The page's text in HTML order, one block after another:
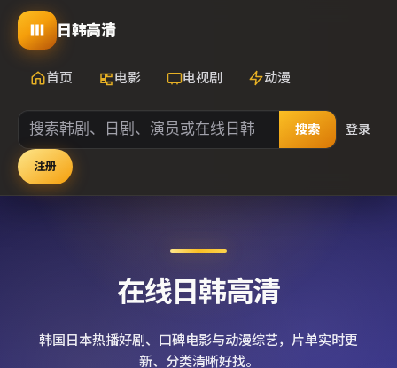
日韩高清
首页 电影 电视剧 动漫
搜索 登录
注册
在线日韩高清
韩国日本热播好剧、口碑电影与动漫综艺，片单实时更
新、分类清晰好找。